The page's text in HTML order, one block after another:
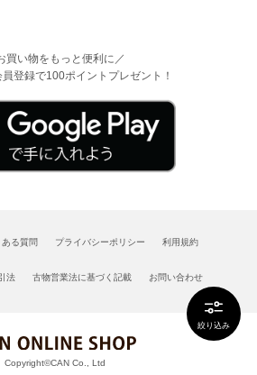
絞り込み
買い物をもっと便利に／
登録で100ポイントプレゼント！
ある質問 プライバシーポリシー 利用規約
法 古物営業法に基づく記載 お問い合わせ
Copyright©CAN Co., Ltd